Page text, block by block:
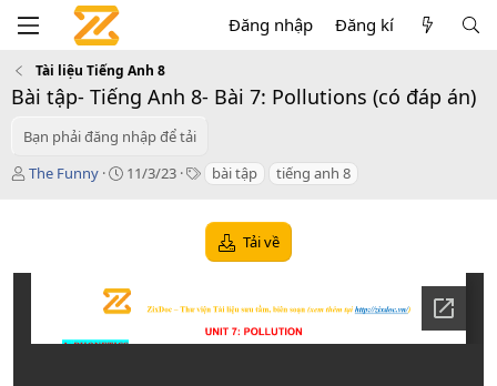
Đăng nhập Đăng kí
Tài liệu Tiếng Anh 8
Bài tập- Tiếng Anh 8- Bài 7: Pollutions (có đáp án)
Bạn phải đăng nhập để tải
T
ả
The Funny
C
o
n
11/3/23
T
s
bài tập tiếng anh 8
Tải về